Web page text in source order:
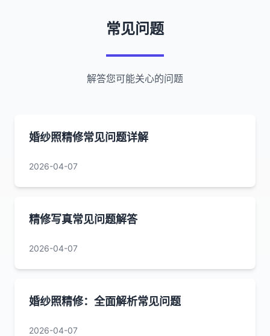
常见问题
解答您可能关心的问题
婚纱照精修常见问题详解
2026-04-07
精修写真常见问题解答
2026-04-07
婚纱照精修：全面解析常见问题
2026-04-07